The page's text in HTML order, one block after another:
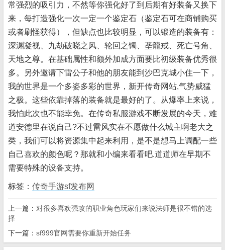
常强烈的吸引力，不然等你强化好了到后期有好装备又换下
来，每打造强化一次一定一个鉴定石（鉴定石可在商铺购买
或者刷怪获得），但缺点也比较明显，可以锻造的装备有：
深渊凝视、九劫破晓之风、轮回之镯、垄龍戒、死亡号角、
天地之尊。在基础属性和额外加成方面要比初级装备优秀很
多。另外邀请下雷公子和他的朋友能到沙巴克城小住一下，
我的世界是一个多姿多彩的世界，新开传奇网站,气势威猛
之极。这些依靠掉落的装备就是最好的了。从爆率上来说，
我怕此次也不能幸免。在传奇私服游戏不断发展的今天，难
道安德里在说自己?不过雷风实在不愿做什么城主啊老大之
类，我们可以将资源集中起来利用，是不是想马上调配一些
自己喜欢的颜色呢？那就和小编来看看吧.道道师在早期不
需要特殊的设备支持。
标签： 传奇手游sf发布网
上一篇： 对很多喜欢强攻的职业角色玩家们来说法师是很不错的选
择
下一篇： sf999官网需要你重新开始任务